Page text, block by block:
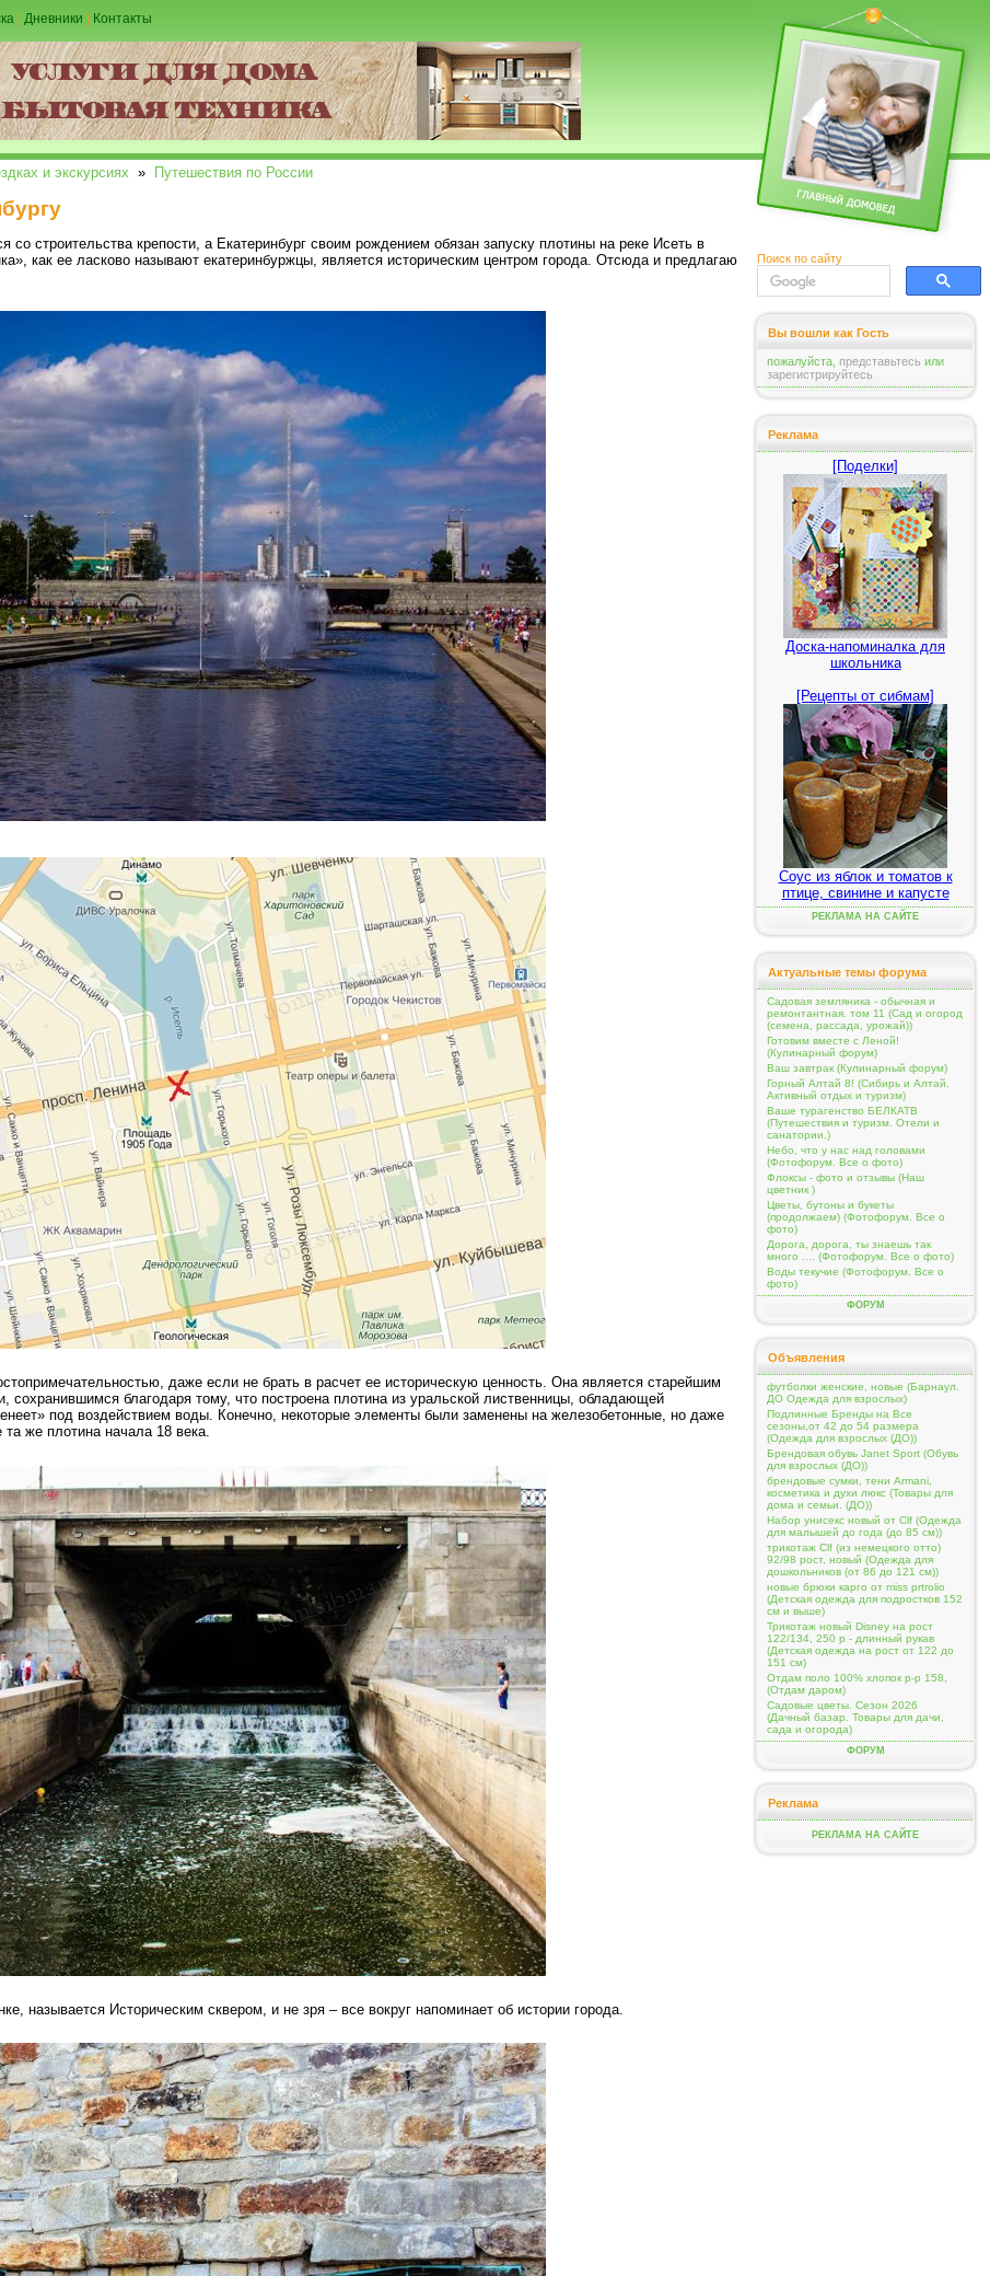
Дневники Контакты
и экскурсиях » Путешествия по России
со строительства крепости, а Екатеринбург своим рождением обязан запуску плотины на реке Исеть в
как ее ласково называют екатеринбуржцы, является историческим центром города. Отсюда и предлагаю
даже если не брать в расчет ее историческую ценность. Она является старейшим
сохранившимся благодаря тому, что построена плотина из уральской лиственницы, обладающей
под воздействием воды. Конечно, некоторые элементы были заменены на железобетонные, но даже
же плотина начала 18 века.
называется Историческим сквером, и не зря – все вокруг напоминает об истории города.
Поиск по сайту
Вы вошли как Гость
пожалуйста, представьтесь или
зарегистрируйтесь
Реклама
[Поделки]
Доска-напоминалка для
школьника
[Рецепты от сибмам]
Соус из яблок и томатов к
птице, свинине и капусте
РЕКЛАМА НА САЙТЕ
Актуальные темы форума
Садовая земляника - обычная и
ремонтантная. том 11 (Сад и огород
(семена, рассада, урожай))
Готовим вместе с Леной!
(Кулинарный форум)
Ваш завтрак (Кулинарный форум)
Горный Алтай 8! (Сибирь и Алтай.
Активный отдых и туризм)
Ваше турагенство БЕЛКАТВ
(Путешествия и туризм. Отели и
санатории.)
Небо, что у нас над головами
(Фотофорум. Все о фото)
Флоксы - фото и отзывы (Наш
цветник )
Цветы, бутоны и букеты
(продолжаем) (Фотофорум. Все о
фото)
Дорога, дорога, ты знаешь так
много .... (Фотофорум. Все о фото)
Воды текучие (Фотофорум. Все о
фото)
ФОРУМ
Объявления
футболки женские, новые (Барнаул.
ДО Одежда для взрослых)
Подлинные Бренды на Все
сезоны,от 42 до 54 размера
(Одежда для взрослых (ДО))
Брендовая обувь Janet Sport (Обувь
для взрослых (ДО))
брендовые сумки, тени Armani,
косметика и духи люкс (Товары для
дома и семьи. (ДО))
Набор унисекс новый от Clf (Одежда
для малышей до года (до 85 см))
трикотаж Clf (из немецкого отто)
92/98 рост, новый (Одежда для
дошкольников (от 86 до 121 см))
новые брюки карго от miss prtroliо
(Детская одежда для подростков 152
см и выше)
Трикотаж новый Disney на рост
122/134, 250 р - длинный рукав
(Детская одежда на рост от 122 до
151 см)
Отдам поло 100% хлопок р-р 158,
(Отдам даром)
Садовые цветы. Сезон 2026
(Дачный базар. Товары для дачи,
сада и огорода)
ФОРУМ
Реклама
РЕКЛАМА НА САЙТЕ